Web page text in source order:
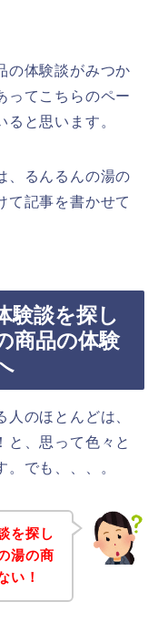
の体験談がみつか
ってこちらのペー
と思います。
、るんるんの湯の
て記事を書かせて
験談を探し
商品の体験
のほとんどは、
と、思って色々と
でも、、、。
を探し
湯の商
い！